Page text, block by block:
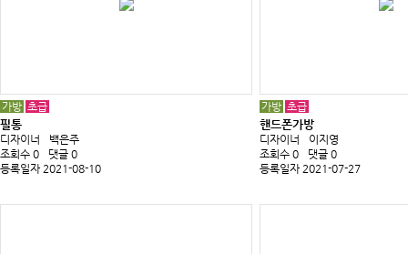
가방 초급
필통
디자이너
백은주
조회수 0
댓글 0
등록일자 2021-08-10
가방 초급
핸드폰가방
디자이너
이지영
조회수 0
댓글 0
등록일자 2021-07-27